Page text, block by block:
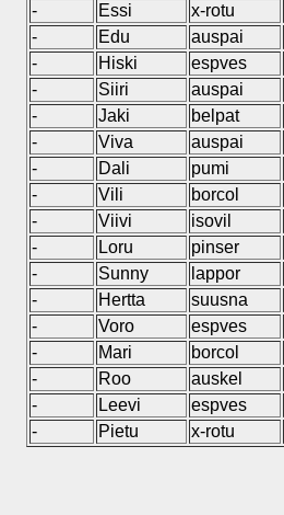
-
Essi x-rotu
-
Edu auspai
-
Hiski espves
-
Siiri auspai
-
Jaki belpat
-
Viva auspai
-
Dali pumi
-
Vili borcol
-
Viivi isovil
-
Loru pinser
-
Sunny lappor
-
Hertta suusna
-
Voro espves
-
Mari borcol
-
Roo auskel
-
Leevi espves
-
Pietu x-rotu